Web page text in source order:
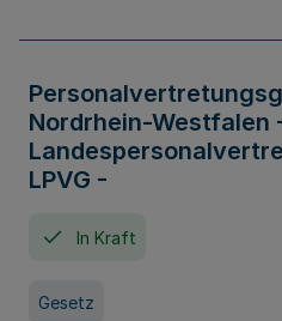
Nordrhein-Westfalen
LPVG -
In Kraft
Gesetz